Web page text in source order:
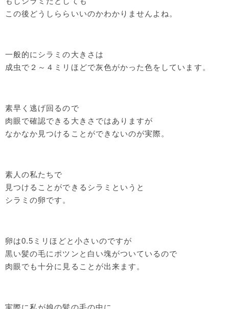
この後どうしららいいのかわかりませんよね。
一般的にシラミの大きさは
成虫で２～４ミリほどで灰色がかった色をしています。
素早く逃げ回るので
肉眼で確認できる大きさではありますが
なかなか見つけることができないのが実際。
素人の私たちで
見つけることができるシラミというと
シラミの卵です。
卵は0.5ミリほどと小さいのですが
黒い髪の毛にポツンと白い塊がついているので
肉眼でも十分に見ることが出来ます。
実際に私が娘の髪の毛の中に